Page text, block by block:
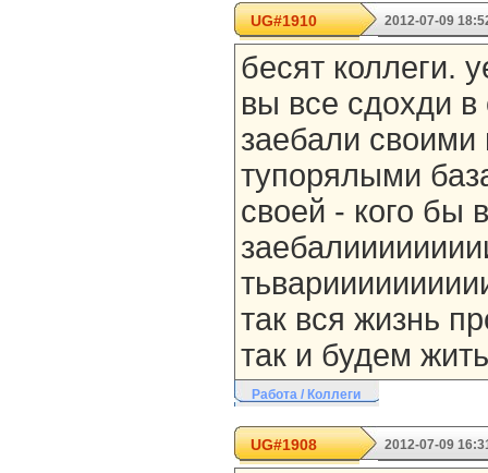
UG#1910 2012-07-09
бесят коллеги.
вы все сдохди
заебали
тупорялыми
своей - кого бы
так вся жизнь
так и будем
Работа / Коллеги
UG#1908 2012-07-09